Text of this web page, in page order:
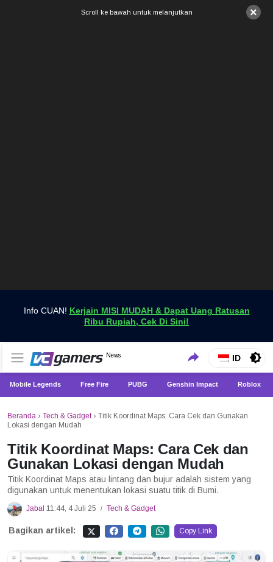
×
Scroll ke bawah untuk melanjutkan
Info CUAN! Kerjain MISI MUDAH & Dapat Uang Ratusan
Ribu Rupiah, Cek Di Sini!
VCGamers News
News
Dapatkan Berita Games Terbaru Hanya di VCGamers
ID
Mobile Legends Free Fire PUBG Genshin Impact Roblox
Beranda › Tech & Gadget› Titik Koordinat Maps: Cara Cek dan Gunakan
Lokasi dengan Mudah
Titik Koordinat Maps: Cara Cek dan
Gunakan Lokasi dengan Mudah
Titik Koordinat Maps atau lintang dan bujur adalah sistem yang
digunakan untuk menentukan lokasi suatu titik di Bumi.
Jabal 11:44, 4 Juli 25 / Tech & Gadget
Bagikan artikel: Copy Link